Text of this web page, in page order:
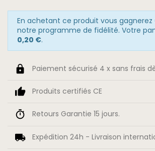
En achetant ce produit vous gagnerez
notre programme de fidélité. Votre
0,20 €.
Paiement sécurisé 4 x sans frais
Produits certifiés CE
Retours Garantie 15 jours.
Expédition 24h - Livraison